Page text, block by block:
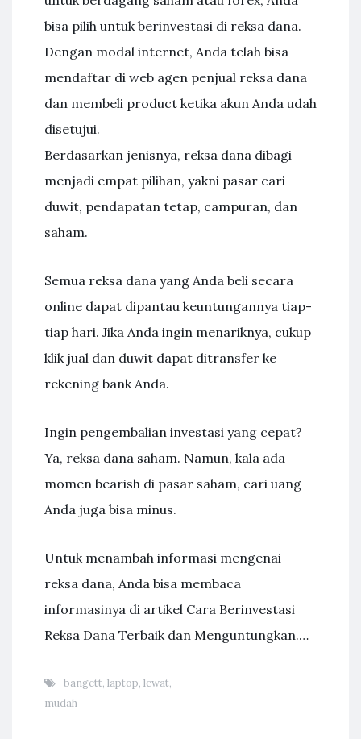
bisa pilih untuk berinvestasi di reksa dana.
Dengan modal internet, Anda telah bisa
mendaftar di web agen penjual reksa dana
dan membeli product ketika akun Anda udah
disetujui.
Berdasarkan jenisnya, reksa dana dibagi
menjadi empat pilihan, yakni pasar cari
duwit, pendapatan tetap, campuran, dan
saham.
Semua reksa dana yang Anda beli secara
online dapat dipantau keuntungannya tiap-
tiap hari. Jika Anda ingin menariknya, cukup
klik jual dan duwit dapat ditransfer ke
rekening bank Anda.
Ingin pengembalian investasi yang cepat?
Ya, reksa dana saham. Namun, kala ada
momen bearish di pasar saham, cari uang
Anda juga bisa minus.
Untuk menambah informasi mengenai
reksa dana, Anda bisa membaca
informasinya di artikel Cara Berinvestasi
Reksa Dana Terbaik dan Menguntungkan.…
bangett, laptop, lewat,
mudah